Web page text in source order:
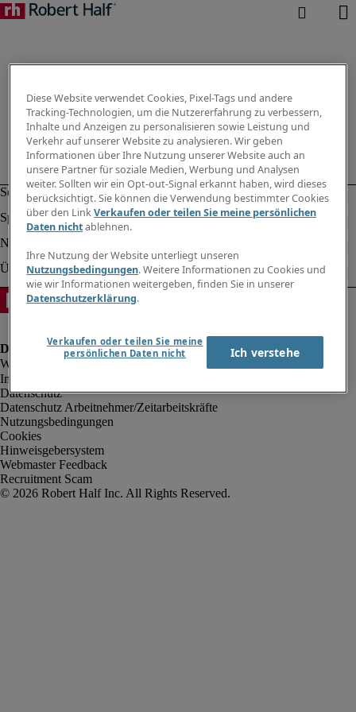
Impressum
Datenschutz
Datenschutz Arbeitnehmer/Zeitarbeitskräfte
Nutzungsbedingungen
Cookies
Hinweisgebersystem
Webmaster Feedback
Recruitment Scam
Diese Website verwendet Cookies, Pixel-Tags und andere
Tracking-Technologien, um die Nutzererfahrung zu verbessern,
Inhalte und Anzeigen zu personalisieren sowie Leistung und
Verkehr auf unserer Website zu analysieren. Wir geben
Informationen über Ihre Nutzung unserer Website auch an
unsere Partner für soziale Medien, Werbung und Analysen
weiter. Sollten wir ein Opt-out-Signal erkannt haben, wird dieses
berücksichtigt. Sie können die Verwendung bestimmter Cookies
über den LinkVerkaufen oder teilen Sie meine persönlichen
Daten nichtablehnen.
Ihre Nutzung der Website unterliegt unseren
Nutzungsbedingungen. Weitere Informationen zu Cookies und
wie wir Informationen weitergeben, finden Sie in unserer
Datenschutzerklärung.
Verkaufen oder teilen Sie meine
persönlichen Daten nicht
Ich verstehe